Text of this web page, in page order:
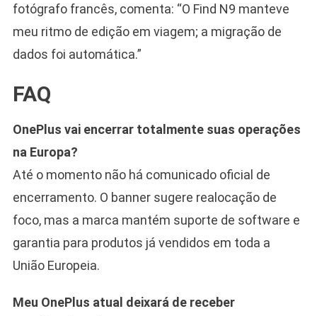
fotógrafo francês, comenta: “O Find N9 manteve
meu ritmo de edição em viagem; a migração de
dados foi automática.”
FAQ
OnePlus vai encerrar totalmente suas operações
na Europa?
Até o momento não há comunicado oficial de
encerramento. O banner sugere realocação de
foco, mas a marca mantém suporte de software e
garantia para produtos já vendidos em toda a
União Europeia.
Meu OnePlus atual deixará de receber